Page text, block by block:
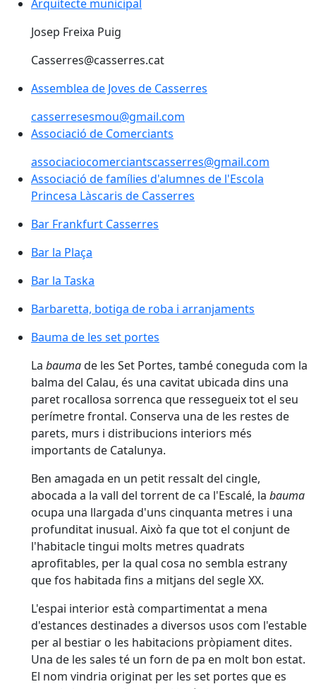
Arquitecte municipal
Josep Freixa Puig
Casserres@casserres.cat
Assemblea de Joves de Casserres
casserresesmou@gmail.com
Associació de Comerciants
associaciocomerciantscasserres@gmail.com
Associació de famílies d'alumnes de l'Escola
Princesa Làscaris de Casserres
Bar Frankfurt Casserres
Bar la Plaça
Bar la Taska
Barbaretta, botiga de roba i arranjaments
Barbaretta, botiga de roba i arranjaments
Bauma de les set portes
Bauma de les set portes
La baumade les Set Portes, també coneguda com la
balma del Calau, és una cavitat ubicada dins una
paret rocallosa sorrenca que ressegueix tot el seu
perímetre frontal. Conserva una de les restes de
parets, murs i distribucions interiors més
importants de Catalunya.
Ben amagada en un petit ressalt del cingle,
abocada a la vall del torrent de ca l'Escalé, la bauma
ocupa una llargada d'uns cinquanta metres i una
profunditat inusual. Això fa que tot el conjunt de
l'habitacle tingui molts metres quadrats
aprofitables, per la qual cosa no sembla estrany
que fos habitada fins a mitjans del segle XX.
L'espai interior està compartimentat a mena
d'estances destinades a diversos usos com l'estable
per al bestiar o les habitacions pròpiament dites.
Una de les sales té un forn de pa en molt bon estat.
El nom vindria originat per les set portes que es